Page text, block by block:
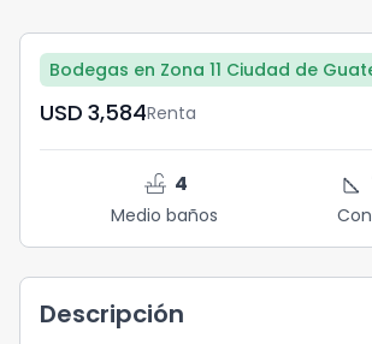
Bodegas en Zona 11 Ciudad de
USD	3,584Renta
faucet 4
Medio baños
square_foot
Descripción